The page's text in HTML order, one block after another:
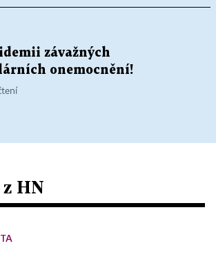
závažných
onemocnění!
HN